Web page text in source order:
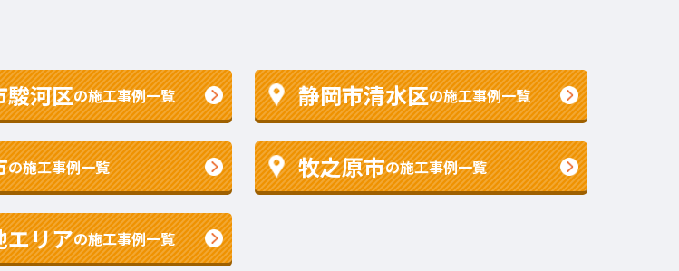
駿河区の施工事例一覧 静岡市清水区の施工事例一覧
の施工事例一覧 牧之原市の施工事例一覧
エリアの施工事例一覧